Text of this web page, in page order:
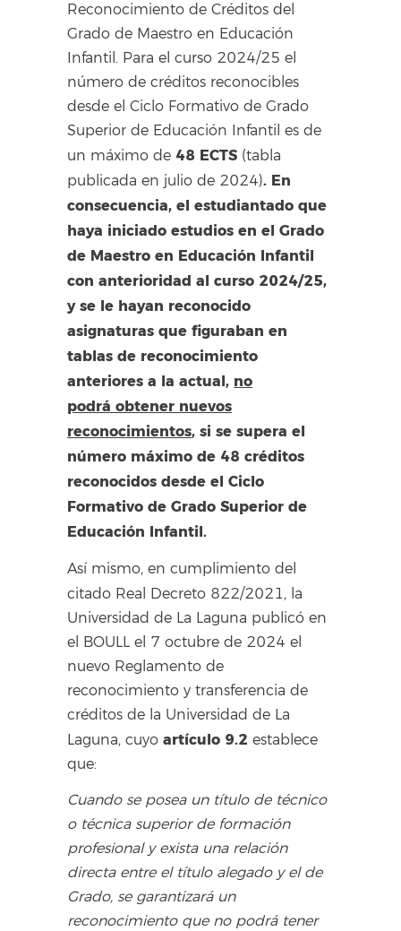
Reconocimiento de Créditos del
Grado de Maestro en Educación
Infantil. Para el curso 2024/25 el
número de créditos reconocibles
desde el Ciclo Formativo de Grado
Superior de Educación Infantil es de
un máximo de 48 ECTS (tabla
publicada en julio de 2024). En
consecuencia,el estudiantado que
haya iniciado estudios en el Grado
de Maestro en Educación Infantil
con anterioridad al curso 2024/25,
y se le hayan reconocido
asignaturas que figuraban en
tablas de reconocimiento
anteriores a la actual, no
podrá obtener nuevos
reconocimientos, si se supera el
número máximo de 48 créditos
reconocidos desde el Ciclo
Formativo de Grado Superior de
Educación Infantil.
Así mismo, en cumplimiento del
citado Real Decreto 822/2021, la
Universidad de La Laguna publicó en
el BOULL el 7 octubre de 2024 el
nuevo Reglamento de
reconocimiento y transferencia de
créditos de la Universidad de La
Laguna, cuyoartículo 9.2 establece
que:
Cuando se posea un título de técnico
o técnica superior de formación
profesional y exista una relación
directa entre el título alegado y el de
Grado, se garantizará un
reconocimiento que no podrá tener